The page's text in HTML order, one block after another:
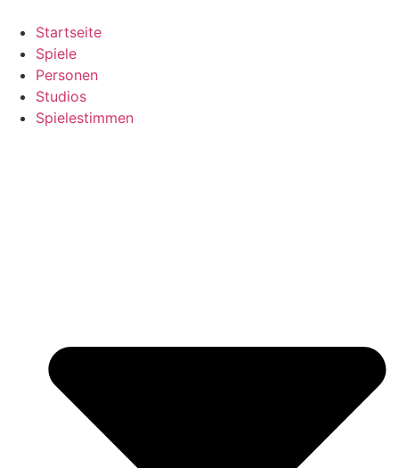
Inhalt
springen
Startseite
Spiele
Personen
Studios
Spielestimmen